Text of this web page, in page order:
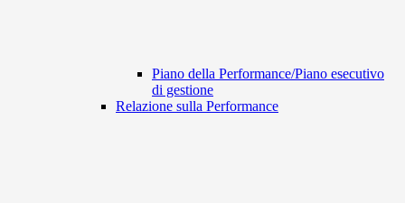
Piano della Performance/Piano esecutivo
di gestione
Relazione sulla Performance